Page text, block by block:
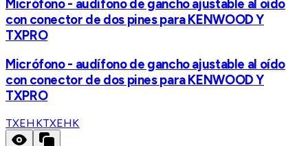
Micrófono - audífono de gancho ajustable al oído
con conector de dos pines para KENWOOD Y
TXPRO
Micrófono - audífono de gancho ajustable al oído
con conector de dos pines para KENWOOD Y
TXPRO
TXEHKTXEHK